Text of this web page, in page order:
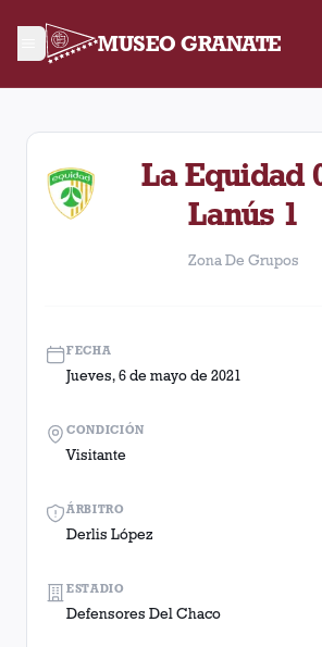
MUSEO GRANATE
Zona De Grupos. Partido entre Lanús
La Equidad
Lanús 1
Zona De Grupos
FECHA
Jueves, 6 de mayo de 2021
ÁRBITRO
Derlis López
CONDICIÓN
Visitante
ESTADIO
Defensores Del Chaco